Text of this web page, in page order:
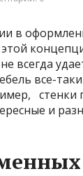
в
всегда
все-
стенки
и